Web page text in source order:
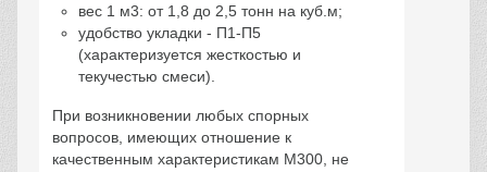
вес 1 м3: от 1,8 до 2,5 тонн на куб.м;
удобство укладки - П1-П5
(характеризуется жесткостью и
текучестью смеси).
При возникновении любых спорных
вопросов, имеющих отношение к
качественным характеристикам М300, не